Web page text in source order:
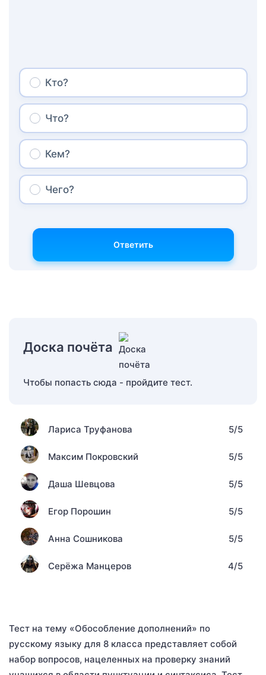
Кто?
Что?
Кем?
Чего?
Ответить
Доска почёта
Чтобы попасть сюда - пройдите тест.
Лариса Труфанова 5/5
Максим Покровский 5/5
Даша Шевцова 5/5
Егор Порошин 5/5
Анна Сошникова 5/5
Серёжа Манцеров 4/5
Тест на тему «Обособление дополнений» по
русскому языку для 8 класса представляет собой
набор вопросов, нацеленных на проверку знаний